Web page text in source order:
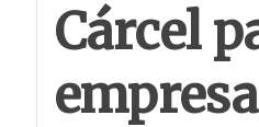
Cárcel